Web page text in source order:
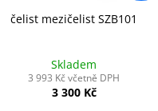
čelist mezičelist SZB101
Skladem
3 993 Kč včetně DPH
3 300 Kč